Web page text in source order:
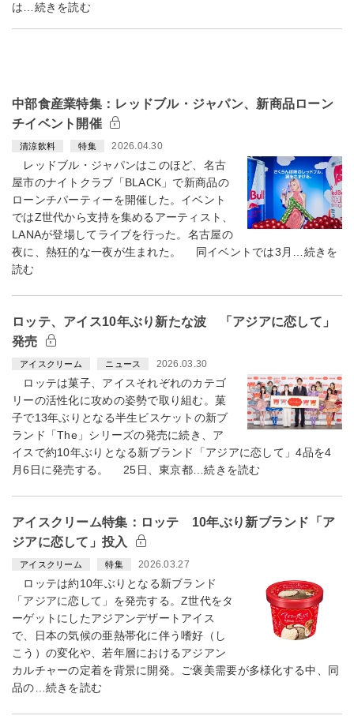
は…続きを読む
中部食産業特集：レッドブル・ジャパン、新商品ローン
チイベント開催
清涼飲料 特集 2026.04.30
レッドブル・ジャパンはこのほど、名古
屋市のナイトクラブ「BLACK」で新商品の
ローンチパーティーを開催した。イベント
ではZ世代から支持を集めるアーティスト、
LANAが登場してライブを行った。名古屋の
夜に、熱狂的な一夜が生まれた。 同イベントでは3月…続きを
読む
ロッテ、アイス10年ぶり新たな波 「アジアに恋して」
発売
アイスクリーム ニュース 2026.03.30
ロッテは菓子、アイスそれぞれのカテゴ
リーの活性化に攻めの姿勢で取り組む。菓
子で13年ぶりとなる半生ビスケットの新ブ
ランド「The」シリーズの発売に続き、ア
イスで約10年ぶりとなる新ブランド「アジアに恋して」4品を4
月6日に発売する。 25日、東京都…続きを読む
アイスクリーム特集：ロッテ 10年ぶり新ブランド「ア
ジアに恋して」投入
アイスクリーム 特集 2026.03.27
ロッテは約10年ぶりとなる新ブランド
「アジアに恋して」を発売する。Z世代をタ
ーゲットにしたアジアンデザートアイス
で、日本の気候の亜熱帯化に伴う嗜好（し
こう）の変化や、若年層におけるアジアン
カルチャーの定着を背景に開発。ご褒美需要が多様化する中、同
品の…続きを読む